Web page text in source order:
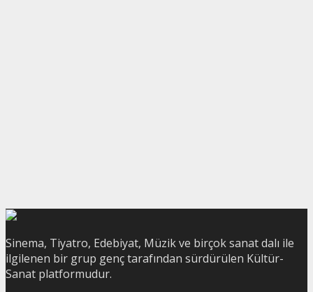
Sinema, Tiyatro, Edebiyat, Müzik ve birçok sanat dalı ile
ilgilenen bir grup genç tarafından sürdürülen Kültür-
Sanat platformudur.